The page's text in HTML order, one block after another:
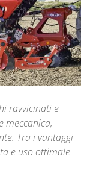
ravvicinati e
meccanica,
Tra i vantaggi
e uso ottimale